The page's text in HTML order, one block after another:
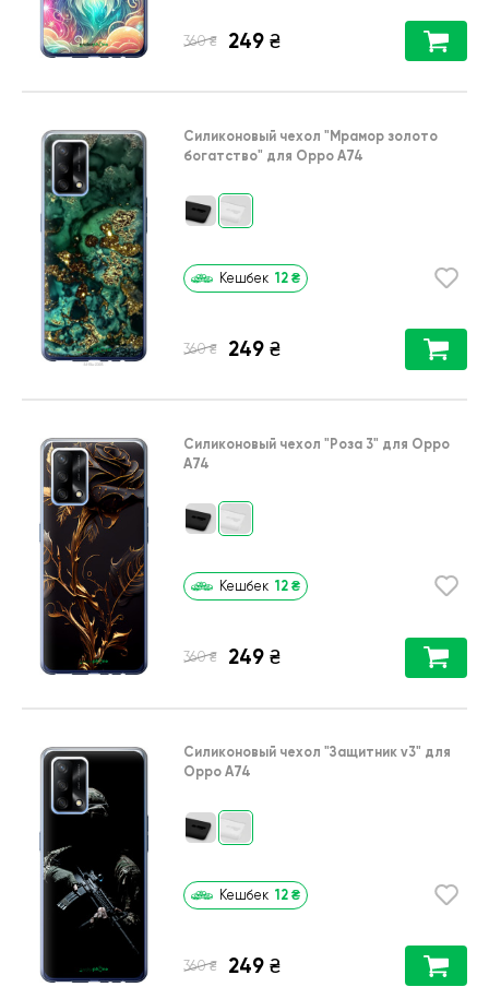
360 ₴ 249 ₴
Силиконовый чехол "Мрамор золото
богатство" для Oppo A74
Кешбек 12 ₴
360 ₴ 249 ₴
Силиконовый чехол "Роза 3" для Oppo
A74
Кешбек 12 ₴
360 ₴ 249 ₴
Силиконовый чехол "Защитник v3" для
Oppo A74
Кешбек 12 ₴
360 ₴ 249 ₴